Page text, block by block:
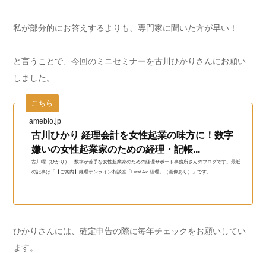
私が部分的にお答えするよりも、専門家に聞いた方が早い！
と言うことで、今回のミニセミナーを古川ひかりさんにお願い
しました。
ameblo.jp
こちら
古川ひかり 経理会計を女性起業の味方に！数字
嫌いの女性起業家のための経理・記帳...
古川曜（ひかり） 数字が苦手な女性起業家のための経理サポート事務所さんのブログです。最近
の記事は「【ご案内】経理オンライン相談室「First Aid 経理」（画像あり）」です。
ひかりさんには、確定申告の際に毎年チェックをお願いしてい
ます。